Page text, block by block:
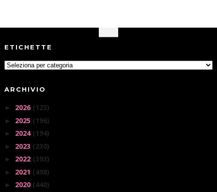
ETICHETTE
ARCHIVIO
► 2026 (123)
► 2025 (196)
► 2024 (194)
► 2023 (230)
► 2022 (393)
► 2021 (498)
► 2020 (440)